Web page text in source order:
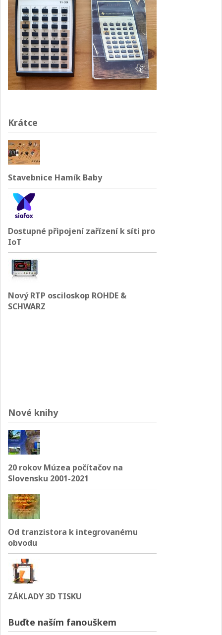
Krátce
Stavebnice Hamík Baby
Dostupné připojení zařízení k síti pro
IoT
Nový RTP osciloskop ROHDE &
SCHWARZ
Nové knihy
20 rokov Múzea počítačov na
Slovensku 2001-2021
Od tranzistora k integrovanému
obvodu
ZÁKLADY 3D TISKU
Buďte naším fanouškem